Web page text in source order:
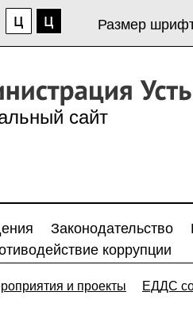
Размер
сайт
Законодательство
коррупции
и проекты ЕДДС